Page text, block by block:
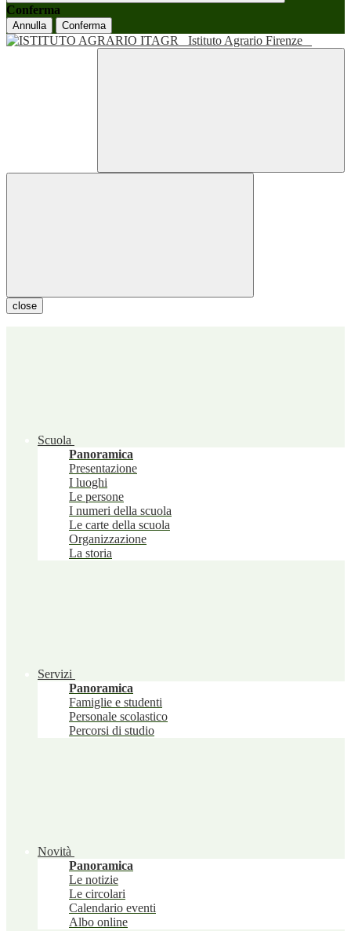
Conferma
Annulla Conferma
Istituto Agrario Firenze
close
Scuola
Panoramica
Presentazione
I luoghi
Le persone
I numeri della scuola
Le carte della scuola
Organizzazione
La storia
Servizi
Panoramica
Famiglie e studenti
Personale scolastico
Percorsi di studio
Novità
Panoramica
Le notizie
Le circolari
Calendario eventi
Albo online